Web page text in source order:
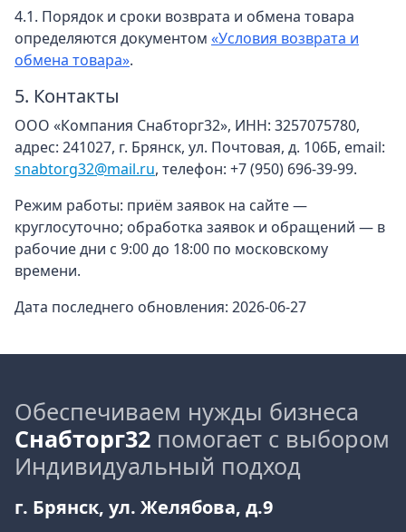
4.1. Порядок и сроки возврата и обмена товара
определяются документом «Условия возврата и
обмена товара».
5. Контакты
ООО «Компания Снабторг32», ИНН: 3257075780,
адрес: 241027, г. Брянск, ул. Почтовая, д. 106Б, email:
snabtorg32@mail.ru, телефон: +7 (950) 696-39-99.
Режим работы: приём заявок на сайте —
круглосуточно; обработка заявок и обращений — в
рабочие дни с 9:00 до 18:00 по московскому
времени.
Дата последнего обновления: 2026-06-27
Обеспечиваем нужды бизнеса
Снабторг32 помогает с выбором
Индивидуальный подход
г. Брянск, ул. Желябова, д.9